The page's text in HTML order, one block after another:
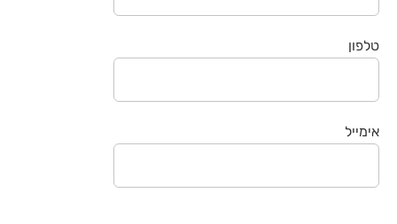
טלפון
אימייל